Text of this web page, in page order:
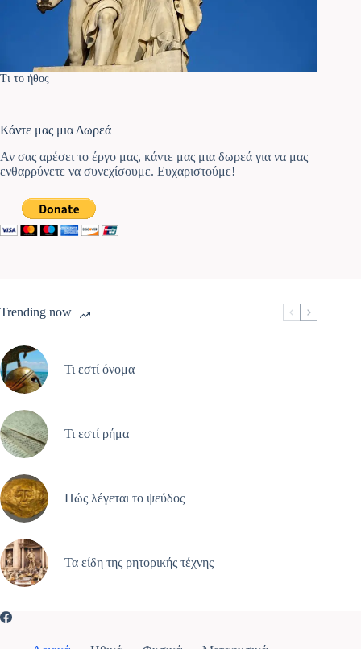
Τι το ήθος
Κάντε μας μια Δωρεά
Αν σας αρέσει το έργο μας, κάντε μας μια δωρεά για να μας
ενθαρρύνετε να συνεχίσουμε. Ευχαριστούμε!
Trending now
Τι εστί όνομα
Τι εστί ρήμα
Πώς λέγεται το ψεύδος
Τα είδη της ρητορικής τέχνης